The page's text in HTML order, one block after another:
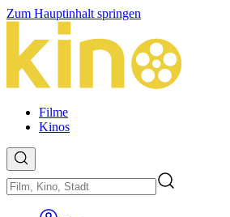
Zum Hauptinhalt springen
Filme
Kinos